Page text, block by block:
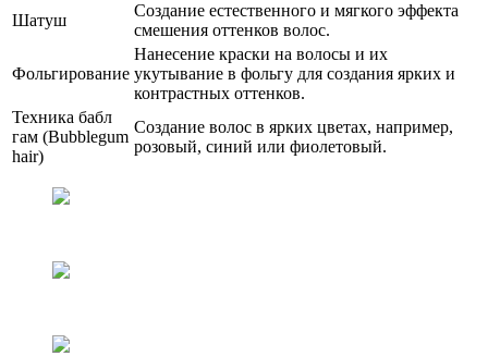
Шатуш
Создание естественного и мягкого эффекта
смешения оттенков волос.
Фольгирование
Нанесение краски на волосы и их
укутывание в фольгу для создания ярких и
контрастных оттенков.
Техника бабл
гам (Bubblegum
hair)
Создание волос в ярких цветах, например,
розовый, синий или фиолетовый.